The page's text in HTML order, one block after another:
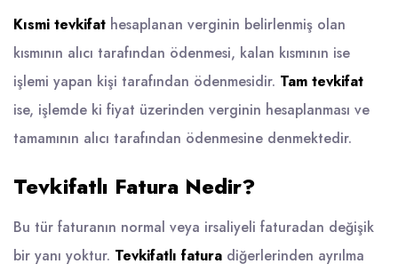
Kısmi tevkifat hesaplanan verginin belirlenmiş olan
kısmının alıcı tarafından ödenmesi, kalan kısmının ise
işlemi yapan kişi tarafından ödenmesidir. Tam tevkifat
ise, işlemde ki fiyat üzerinden verginin hesaplanması ve
tamamının alıcı tarafından ödenmesine denmektedir.
Tevkifatlı Fatura Nedir?
Bu tür faturanın normal veya irsaliyeli faturadan değişik
bir yanı yoktur. Tevkifatlı fatura diğerlerinden ayrılma